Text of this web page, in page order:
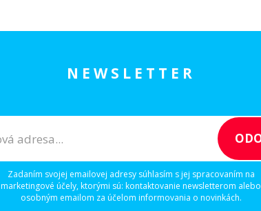
NEWSLETTER
Zadaním svojej emailovej adresy súhlasím s jej spracovaním na
marketingové účely, ktorými sú: kontaktovanie newsletterom alebo
osobným emailom za účelom informovania o novinkách.